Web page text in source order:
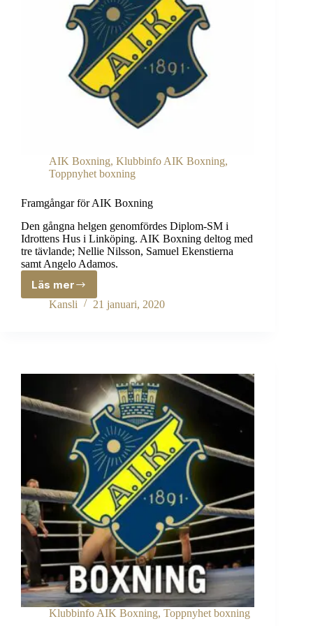
AIK Boxning, Klubbinfo AIK Boxning,
Toppnyhet boxning
Framgångar för AIK Boxning
Den gångna helgen genomfördes Diplom-SM i
Idrottens Hus i Linköping. AIK Boxning deltog med
tre tävlande; Nellie Nilsson, Samuel Ekenstierna
samt Angelo Adamos.
Läs merFramgångar
för
Kansli 21 januari, 2020
Klubbinfo AIK Boxning, Toppnyhet boxning